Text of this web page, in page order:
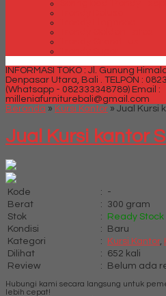
INFORMASI TOKO : Jl. Gunung
Denpasar Utara, Bali . TELPON :
(Whatsapp - 082333348789) Email :
milleniafurniturebali@gmail.com
Beranda » Kursi Kantor » Jual Kursi
Jual Kursi kantor
Kode :
-
Berat
:
300 gram
Stok
:
Ready Stock
Kondisi
:
Baru
Kategori
: Kursi Kantor,
Dilihat
:
652 kali
Review
: Belum ada
Hubungi kami secara langsung untuk
lebih cepat!